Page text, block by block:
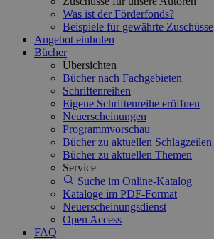
Was ist der Förderfonds?
Beispiele für gewährte Zuschüsse
Angebot einholen
Bücher
Übersichten
Bücher nach Fachgebieten
Schriftenreihen
Eigene Schriftenreihe eröffnen
Neuerscheinungen
Programmvorschau
Bücher zu aktuellen Schlagzeilen
Bücher zu aktuellen Themen
Service
Suche im Online-Katalog
Kataloge im PDF-Format
Neuerscheinungsdienst
Open Access
FAQ